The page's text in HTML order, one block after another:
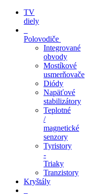
TV
diely
Polovodiče
Integrované
obvody
Mostíkové
usmerňovače
Diódy
Napäťové
stabilizátory
Teplotné
/
magnetické
senzory
Tyristory
-
Triaky
Tranzistory
Kryštály